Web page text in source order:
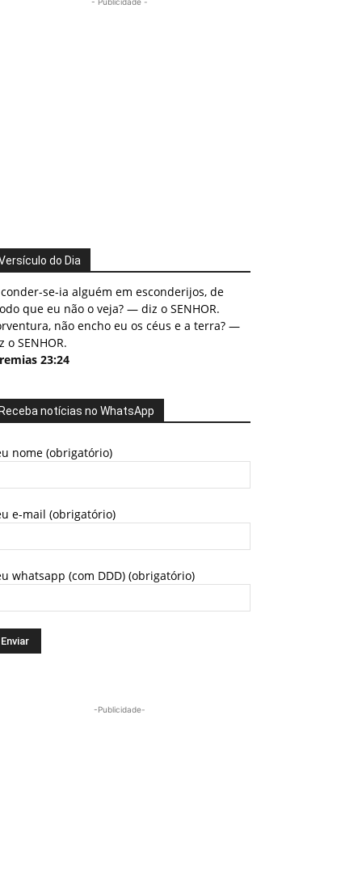
do Dia
se-ia alguém em esconderijos, de
que eu não o veja? — diz o SENHOR.
não encho eu os céus e a terra? —
o SENHOR.
23:24
notícias no WhatsApp
nome (obrigatório)
e-mail (obrigatório)
whatsapp (com DDD) (obrigatório)
-Publicidade-